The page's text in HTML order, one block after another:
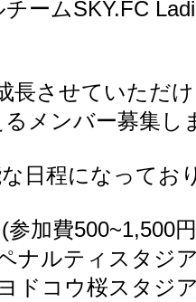
ームSKY.FC
長させていただ
メンバー募集し
日程になってお
参加費500~1,500
ナルティスタジ
ドコウ桜スタジ